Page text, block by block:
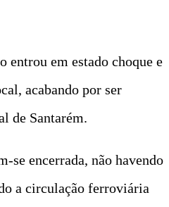
entrou em estado choque e
acabando por ser
de Santarém.
se encerrada, não havendo
a circulação ferroviária